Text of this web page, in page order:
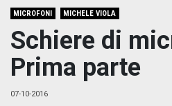
MICROFONI MICHELE VIOLA
Schiere di
Prima parte
07-10-2016